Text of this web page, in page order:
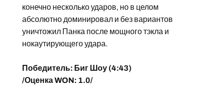
конечно несколько ударов, но в целом
абсолютно доминировал и без вариантов
уничтожил Панка после мощного тэкла и
нокаутирующего удара.
Победитель: Биг Шоу (4:43)
/Оценка WON: 1.0/